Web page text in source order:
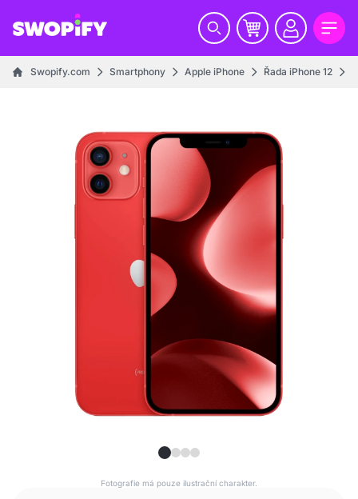
Swopify.com Smartphony Apple iPhone Řada iPhone 12
Fotografie má pouze ilustrační charakter.